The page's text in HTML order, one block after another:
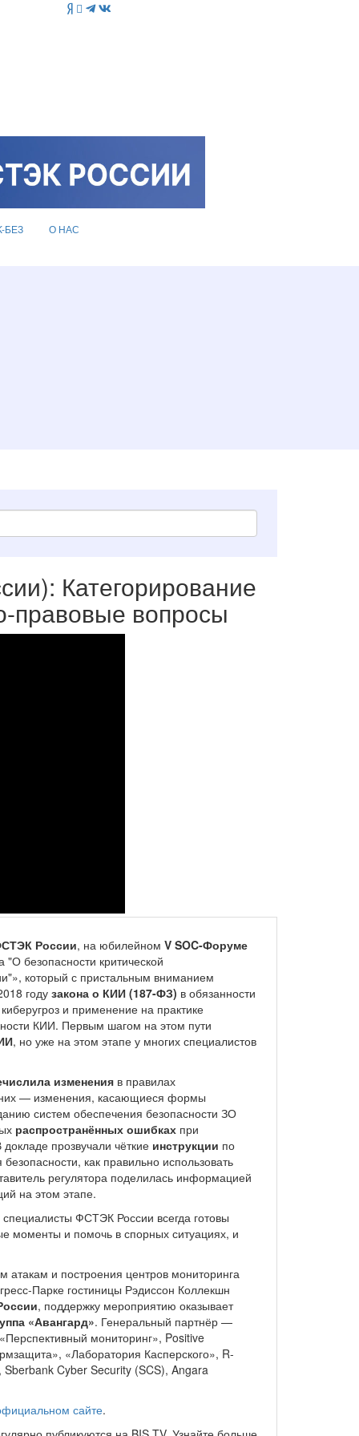
БЕЗ О НАС
Категорирование
вопросы
России, на юбилейном V SOC-Форуме
безопасности критической
который с пристальным вниманием
году закона о КИИ (187-ФЗ) в обязанности
и применение на практике
КИИ. Первым шагом на этом пути
, но уже на этом этапе у многих специалистов
изменения в правилах
них — изменения, касающиеся формы
систем обеспечения безопасности ЗО
распространённых ошибках при
прозвучали чёткие инструкции по
как правильно использовать
регулятора поделилась информацией
на этом этапе.
ФСТЭК России всегда готовы
моменты и помочь в спорных ситуациях, и
и построения центров мониторинга
Парке гостиницы Рэдиссон Коллекшн
, поддержку мероприятию оказывает
«Авангард». Генеральный партнёр —
мониторинг», Positive
«Лаборатория Касперского», R-
Cyber Security (SCS), Angara
сайте.